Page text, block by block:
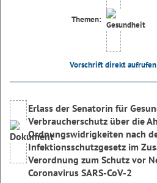
Themen:
Vorschrift direkt aufrufen
Erlass der Senatorin für
Verbraucherschutz über die
Ordnungswidrigkeiten nach
Infektionsschutzgesetz im
Verordnung zum Schutz vor
Coronavirus SARS-CoV-2